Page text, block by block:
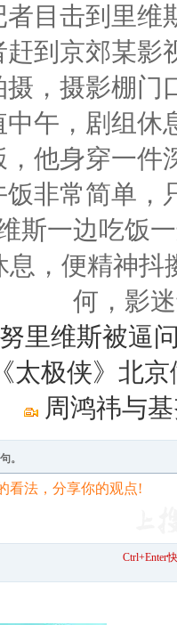
者目击到里维
赶到京郊某
，摄影棚
午，剧组休
他身穿一件
非常简单，
斯一边吃饭
息，便精神
何，影
里维斯被逼
《太极侠》北
周鸿祎与
。
Ctrl+Enter